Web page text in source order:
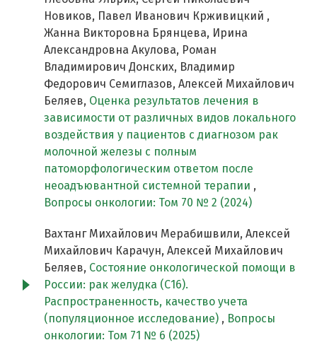
Новиков, Павел Иванович Крживицкий ,
Жанна Викторовна Брянцева, Ирина
Александровна Акулова, Роман
Владимирович Донских, Владимир
Федорович Семиглазов, Алексей Михайлович
Беляев, Оценка результатов лечения в
зависимости от различных видов локального
воздействия у пациентов с диагнозом рак
молочной железы с полным
патоморфологическим ответом после
неоадъювантной системной терапии ,
Вопросы онкологии: Том 70 № 2 (2024)
Вахтанг Михайлович Мерабишвили, Алексей
Михайлович Карачун, Алексей Михайлович
Беляев, Состояние онкологической помощи в
России: рак желудка (С16).
Распространенность, качество учета
(популяционное исследование) , Вопросы
онкологии: Том 71 № 6 (2025)